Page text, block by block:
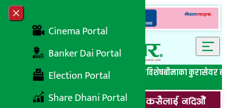
Skip to content
Close menu
Cinema Portal
Banker Dai Portal
Election Portal
Share Dhani Portal
सबै समाचारबेथिति मुर्दाबादबैंकिङ विशेष लघुवित्त विशेषबीमाका कुरासेयर